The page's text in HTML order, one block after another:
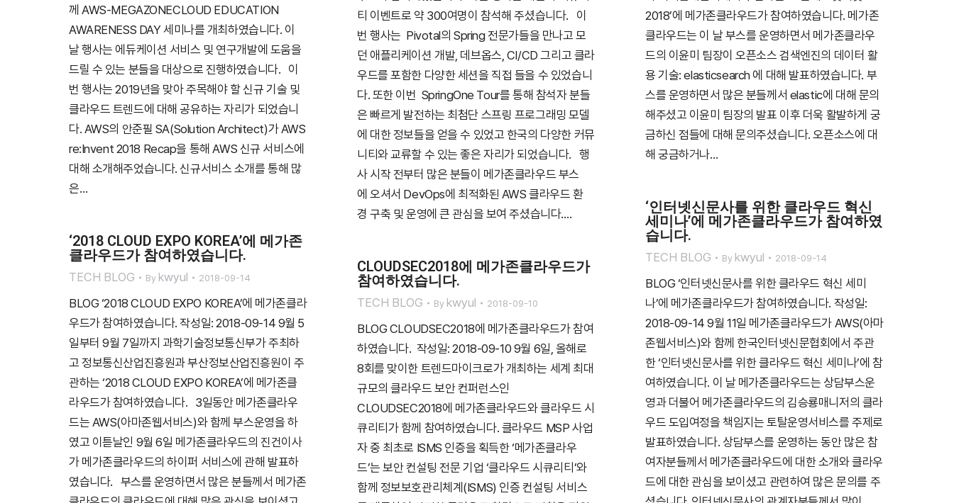
께 AWS-MEGAZONECLOUD EDUCATION
AWARENESS DAY 세미나를 개최하였습니다. 이
날 행사는 에듀케이션 서비스 및 연구개발에 도움을
드릴 수 있는 분들을 대상으로 진행하였습니다. 이
번 행사는 2019년을 맞아 주목해야 할 신규 기술 및
클라우드 트렌드에 대해 공유하는 자리가 되었습니
다. AWS의 안준필 SA(Solution Architect)가 AWS
re:Invent 2018 Recap을 통해 AWS 신규 서비스에
대해 소개해주었습니다. 신규서비스 소개를 통해 많
은…
티 이벤트로 약 300여명이 참석해 주셨습니다. 이
번 행사는 Pivotal의 Spring 전문가들을 만나고 모
던 애플리케이션 개발, 데브옵스, CI/CD 그리고 클라
우드를 포함한 다양한 세션을 직접 들을 수 있었습니
다. 또한 이번 SpringOne Tour를 통해 참석자 분들
은 빠르게 발전하는 최첨단 스프링 프로그래밍 모델
에 대한 정보들을 얻을 수 있었고 한국의 다양한 커뮤
니티와 교류할 수 있는 좋은 자리가 되었습니다. 행
사 시작 전부터 많은 분들이 메가존클라우드 부스
에 오셔서 DevOps에 최적화된 AWS 클라우드 환
경 구축 및 운영에 큰 관심을 보여 주셨습니다.…
2018’에 메가존클라우드가 참여하였습니다. 메가존
클라우드는 이 날 부스를 운영하면서 메가존클라우
드의 이윤미 팀장이 오픈소스 검색엔진의 데이터 활
용 기술: elasticsearch 에 대해 발표하였습니다. 부
스를 운영하면서 많은 분들께서 elastic에 대해 문의
해주셨고 이윤미 팀장의 발표 이후 더욱 활발하게 궁
금하신 점들에 대해 문의주셨습니다. 오픈소스에 대
해 궁금하거나…
‘인터넷신문사를 위한 클라우드 혁신
세미나’에 메가존클라우드가 참여하였
습니다.
TECH BLOG By kwyul 2018-09-14
BLOG ‘인터넷신문사를 위한 클라우드 혁신 세미
나’에 메가존클라우드가 참여하였습니다. 작성일:
2018-09-14 9월 11일 메가존클라우드가 AWS(아마
존웹서비스)와 함께 한국인터넷신문협회에서 주관
한 ‘인터넷신문사를 위한 클라우드 혁신 세미나’에 참
여하였습니다. 이 날 메가존클라우드는 상담부스운
영과 더불어 메가존클라우드의 김승룡매니저의 클라
우드 도입여정을 책임지는 토탈운영서비스를 주제로
발표하였습니다. 상담부스를 운영하는 동안 많은 참
여자분들께서 메가존클라우드에 대한 소개와 클라우
드에 대한 관심을 보이셨고 관련하여 많은 문의를 주
‘2018 CLOUD EXPO KOREA’에 메가존
클라우드가 참여하였습니다.
TECH BLOG By kwyul 2018-09-14
BLOG ‘2018 CLOUD EXPO KOREA’에 메가존클라
우드가 참여하였습니다. 작성일: 2018-09-14 9월 5
일부터 9월 7일까지 과학기술정보통신부가 주최하
고 정보통신산업진흥원과 부산정보산업진흥원이 주
관하는 ‘2018 CLOUD EXPO KOREA’에 메가존클
라우드가 참여하였습니다. 3일동안 메가존클라우
드는 AWS(아마존웹서비스)와 함께 부스운영을 하
였고 이튿날인 9월 6일 메가존클라우드의 진건이사
가 메가존클라우드의 하이퍼 서비스에 관해 발표하
였습니다. 부스를 운영하면서 많은 분들께서 메가존
CLOUDSEC2018에 메가존클라우드가
참여하였습니다.
TECH BLOG By kwyul 2018-09-10
BLOG CLOUDSEC2018에 메가존클라우드가 참여
하였습니다. 작성일: 2018-09-10 9월 6일, 올해로
8회를 맞이한 트렌드마이크로가 개최하는 세계 최대
규모의 클라우드 보안 컨퍼런스인
CLOUDSEC2018에 메가존클라우드와 클라우드 시
큐리티가 함께 참여하였습니다. 클라우드 MSP 사업
자 중 최초로 ISMS 인증을 획득한 ‘메가존클라우
드’는 보안 컨설팅 전문 기업 ‘클라우드 시큐리티’와
함께 정보보호관리체계(ISMS) 인증 컨설팅 서비스